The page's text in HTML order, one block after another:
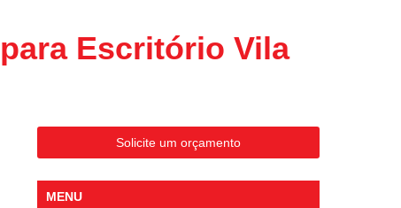
Escritório Vila
Solicite um orçamento
MENU